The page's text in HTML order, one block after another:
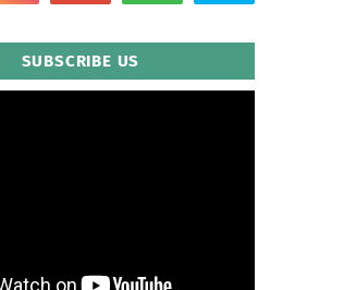
SUBSCRIBE US